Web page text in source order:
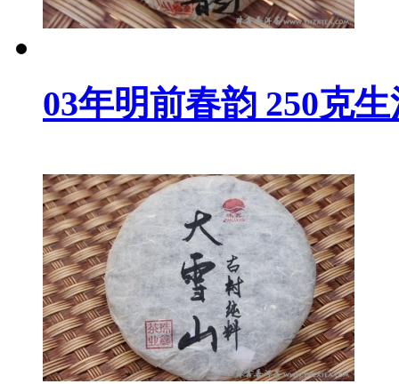
03年明前春韵 250克